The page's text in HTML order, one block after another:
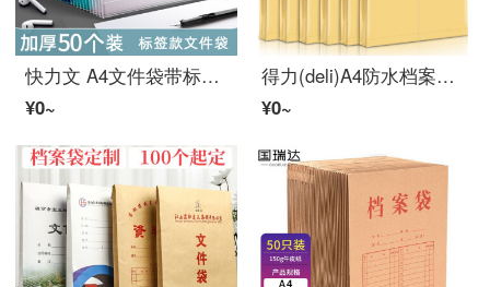
快力文 A4文件袋带标签 透明文件袋塑料文件袋 透明オフィス用品 档案袋学生试卷收纳袋按扣试卷袋纽扣袋 标签款/透明/50个
¥0~
得力(deli)A4防水档案袋 PP材质耐折文件袋 文件保护 财务票据收纳 复古黄5910 5只装
¥0~